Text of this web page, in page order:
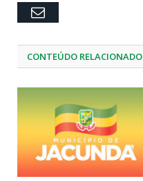
Email
CONTEÚDO RELACIONADO